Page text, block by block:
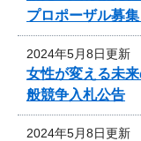
プロポーザル募集
2024年5月8日更新
女性が変える未
般競争入札公告
2024年5月8日更新